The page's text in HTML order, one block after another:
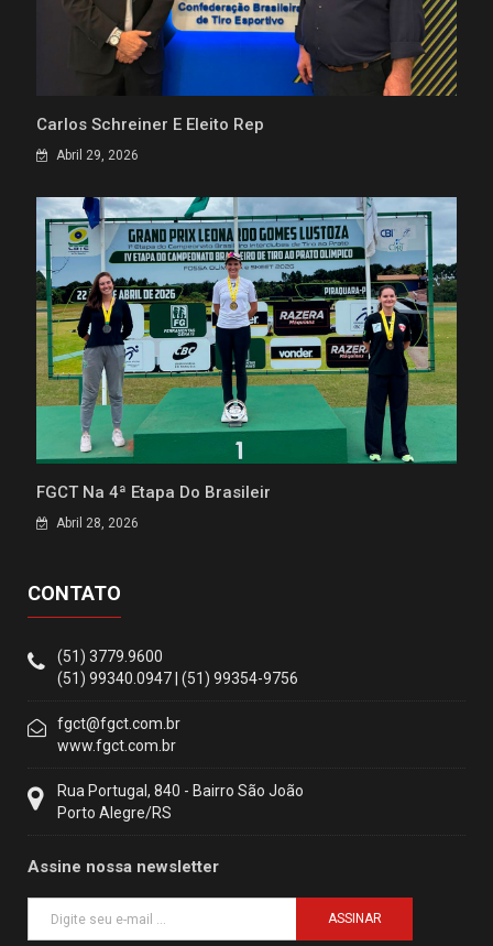
Carlos Schreiner É Eleito Rep
Abril 29, 2026
FGCT Na 4ª Etapa Do Brasileir
Abril 28, 2026
CONTATO
(51) 3779.9600
(51) 99340.0947 | (51) 99354-9756
fgct@fgct.com.br
www.fgct.com.br
Rua Portugal, 840 - Bairro São João
Porto Alegre/RS
Assine nossa newsletter
ASSINAR